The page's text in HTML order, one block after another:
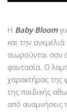
Η Baby Bloom
και την
αιωρούνται σαν
φαντασία. Ο
χαρακτήρας της
της παιδικής
από αναμνήσεις